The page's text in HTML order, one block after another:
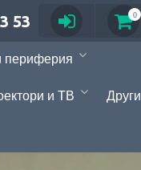
53 0
периферия
и ТВ
Други